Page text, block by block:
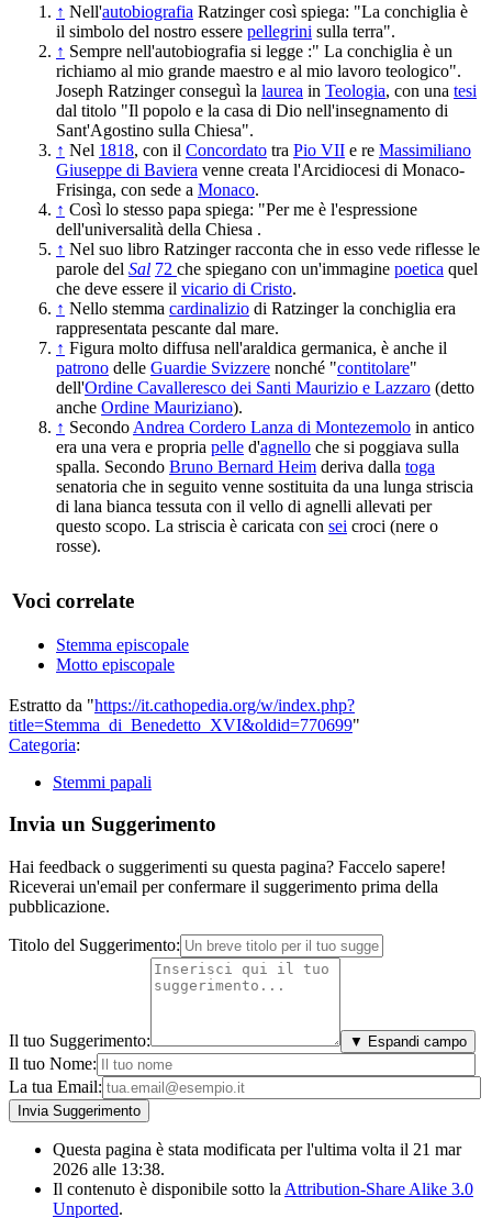
↑ Nell'autobiografia Ratzinger così spiega: "La conchiglia è
il simbolo del nostro essere pellegrini sulla terra".
↑ Sempre nell'autobiografia si legge :" La conchiglia è un
richiamo al mio grande maestro e al mio lavoro teologico".
Joseph Ratzinger conseguì la laurea in Teologia, con una tesi
dal titolo "Il popolo e la casa di Dio nell'insegnamento di
Sant'Agostino sulla Chiesa".
↑ Nel 1818, con il Concordato tra Pio VII e re Massimiliano
Giuseppe di Baviera venne creata l'Arcidiocesi di Monaco-
Frisinga, con sede a Monaco.
↑ Così lo stesso papa spiega: "Per me è l'espressione
dell'universalità della Chiesa .
↑ Nel suo libro Ratzinger racconta che in esso vede riflesse le
parole del Sal 72 che spiegano con un'immagine poetica quel
che deve essere il vicario di Cristo.
↑ Nello stemma cardinalizio di Ratzinger la conchiglia era
rappresentata pescante dal mare.
↑ Figura molto diffusa nell'araldica germanica, è anche il
patrono delle Guardie Svizzere nonché "contitolare"
dell'Ordine Cavalleresco dei Santi Maurizio e Lazzaro (detto
anche Ordine Mauriziano).
↑ Secondo Andrea Cordero Lanza di Montezemolo in antico
era una vera e propria pelle d'agnello che si poggiava sulla
spalla. Secondo Bruno Bernard Heim deriva dalla toga
senatoria che in seguito venne sostituita da una lunga striscia
di lana bianca tessuta con il vello di agnelli allevati per
questo scopo. La striscia è caricata con sei croci (nere o
rosse).
Voci correlate
Stemma episcopale
Motto episcopale
Estratto da "https://it.cathopedia.org/w/index.php?
title=Stemma_di_Benedetto_XVI&oldid=770699"
Categoria:
Stemmi papali
Invia un Suggerimento
Hai feedback o suggerimenti su questa pagina? Faccelo sapere!
Riceverai un'email per confermare il suggerimento prima della
pubblicazione.
Titolo del Suggerimento:
Il tuo Suggerimento: ▼ Espandi campo
Il tuo Nome:
La tua Email:
Questa pagina è stata modificata per l'ultima volta il 21 mar
2026 alle 13:38.
Il contenuto è disponibile sotto la Attribution-Share Alike 3.0
Unported.